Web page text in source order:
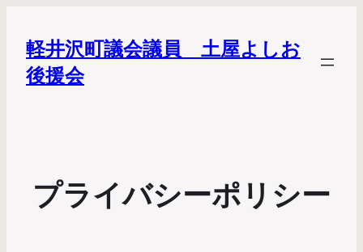
軽井沢町議会議員 土屋よしお
後援会
プライバシーポリシー